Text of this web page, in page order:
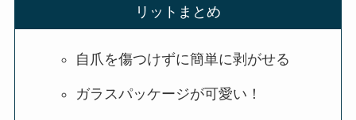
リットまとめ
自爪を傷つけずに簡単に剥がせる
ガラスパッケージが可愛い！